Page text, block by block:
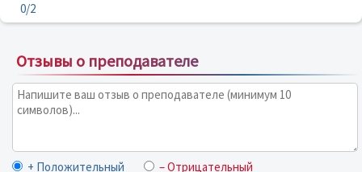
0/2
Отзывы о преподавателе
+ Положительный – Отрицательный